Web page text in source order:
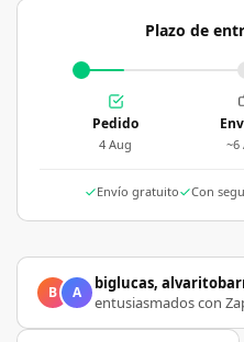
Plazo de
Pedido
4 Aug ~6
Envío gratuito Con
B A biglucas,
entusiasmados con